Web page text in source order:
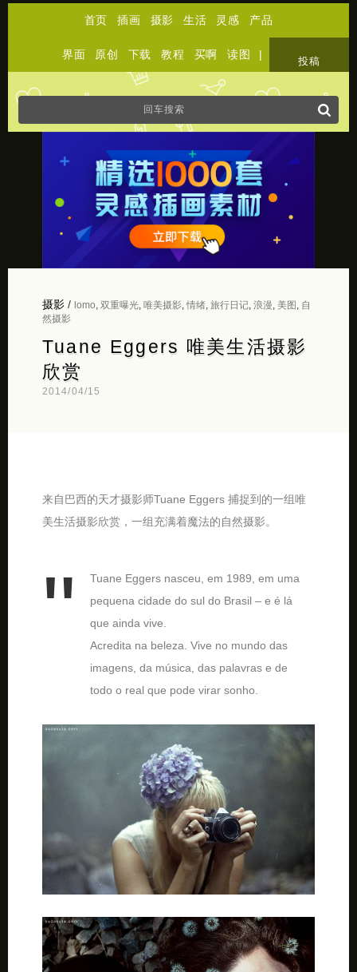
首页 插画 摄影 生活 灵感 产品
界面 原创 下载 教程 买啊 读图 |
投稿
摄影/ lomo 双重曝光, 唯美摄影, 情绪, 旅行日记, 浪漫 美图
自
然摄影
Tuane Eggers 唯美生活摄影
欣赏
2014/04/15
来自巴西的天才摄影师Tuane Eggers 捕捉到的一组唯
美生活摄影欣赏，一组充满着魔法的自然摄影。
Tuane Eggers nasceu, em 1989, em uma
pequena cidade do sul do Brasil – e é lá
que ainda vive.
Acredita na beleza. Vive no mundo das
imagens, da música, das palavras e de
todo o real que pode virar sonho.